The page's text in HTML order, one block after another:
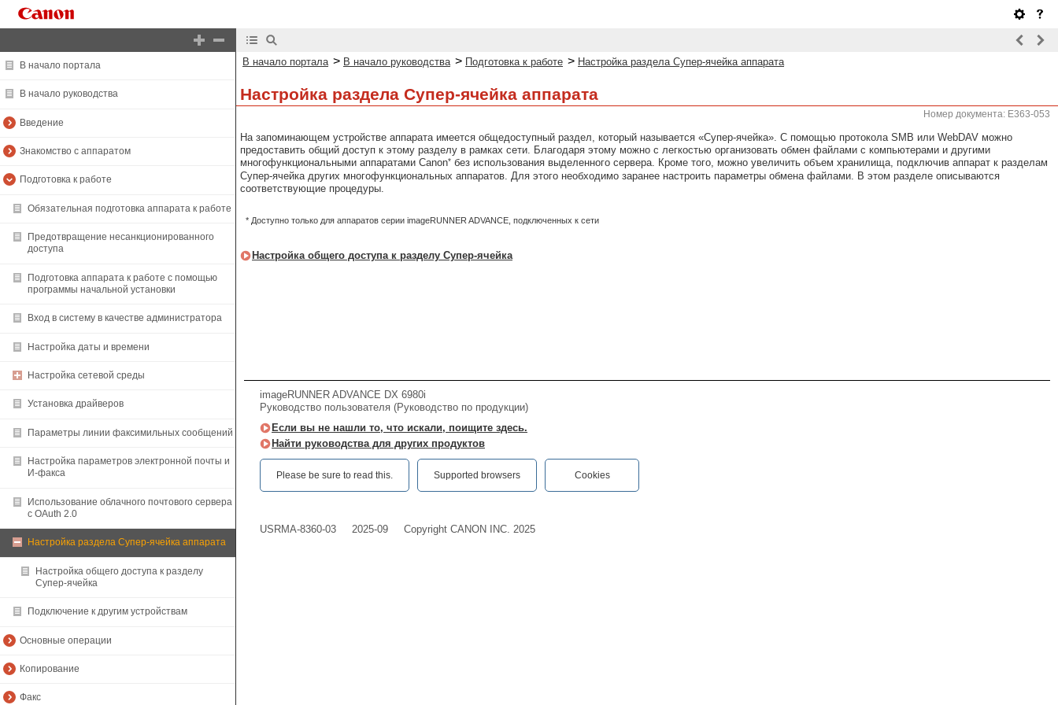
В начало портала
В начало руководства
Введение
Знакомство с аппаратом
Подготовка к работе
Обязательная подготовка аппарата к работе
Предотвращение несанкционированного
доступа
Подготовка аппарата к работе с помощью
программы начальной установки
Вход в систему в качестве администратора
Настройка даты и времени
Настройка сетевой среды
Установка драйверов
Параметры линии факсимильных сообщений
Настройка параметров электронной почты и
И-факса
Использование облачного почтового сервера
с OAuth 2.0
Настройка раздела Супер-ячейка аппарата
Настройка общего доступа к разделу
Супер-ячейка
Подключение к другим устройствам
Основные операции
Копирование
Факс
В начало портала > В начало руководства > Подготовка к работе > Настройка раздела Супер-ячейка аппарата
Настройка раздела Супер-ячейка аппарата
Номер документа: E363-053
На запоминающем устройстве аппарата имеется общедоступный раздел, который называется «Супер-ячейка». С помощью протокола SMB или WebDAV можно
предоставить общий доступ к этому разделу в рамках сети. Благодаря этому можно с легкостью организовать обмен файлами с компьютерами и другими
многофункциональными аппаратами Canon* без использования выделенного сервера. Кроме того, можно увеличить объем хранилища, подключив аппарат к разделам
Супер-ячейка других многофункциональных аппаратов. Для этого необходимо заранее настроить параметры обмена файлами. В этом разделе описываются
соответствующие процедуры.
* Доступно только для аппаратов серии imageRUNNER ADVANCE, подключенных к сети
Настройка общего доступа к разделу Супер-ячейка
imageRUNNER ADVANCE DX 6980i
Руководство пользователя (Руководство по продукции)
Если вы не нашли то, что искали, поищите здесь.
Найти руководства для других продуктов
Please be sure to read this.‎ Supported browsers Cookies
USRMA-8360-03 2025-09 Copyright CANON INC. 2025